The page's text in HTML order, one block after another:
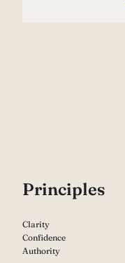
Principles
Clarity
Confidence
Authority